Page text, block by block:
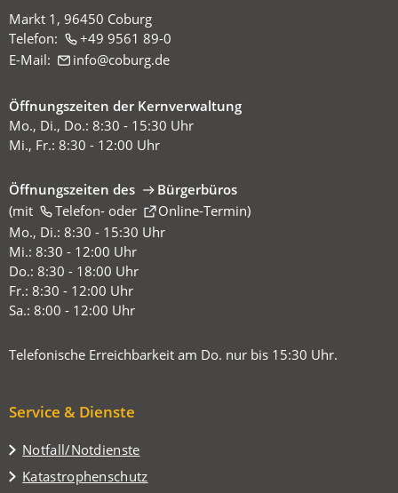
Markt 1, 96450 Coburg
Telefon:
+49 9561 89-0
E-Mail:
info coburg de
Öffnungszeiten der Kernverwaltung
Mo., Di., Do.: 8:30 - 15:30 Uhr
Mi., Fr.: 8:30 - 12:00 Uhr
Öffnungszeiten des
Bürgerbüros
(mit
Telefon-oder Online-Termin
(Öffnet
in
einem
neuen
Tab)
)
Mo., Di.: 8:30 - 15:30 Uhr
Mi.: 8:30 - 12:00 Uhr
Do.: 8:30 - 18:00 Uhr
Fr.: 8:30 - 12:00 Uhr
Sa.: 8:00 - 12:00 Uhr
Telefonische Erreichbarkeit am Do. nur bis 15:30 Uhr.
Service & Dienste
Notfall/Notdienste
Katastrophenschutz